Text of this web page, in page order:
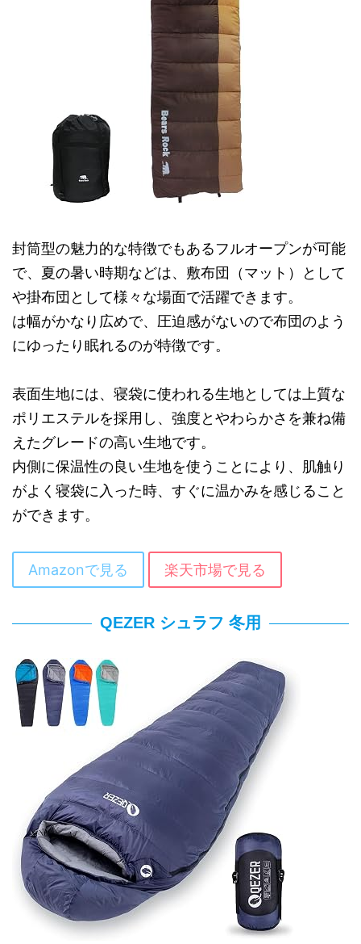
封筒型の魅力的な特徴でもあるフルオープンが可能
で、夏の暑い時期などは、敷布団（マット）として
や掛布団として様々な場面で活躍できます。
は幅がかなり広めで、圧迫感がないので布団のよう
にゆったり眠れるのが特徴です。
表面生地には、寝袋に使われる生地としては上質な
ポリエステルを採用し、強度とやわらかさを兼ね備
えたグレードの高い生地です。
内側に保温性の良い生地を使うことにより、肌触り
がよく寝袋に入った時、すぐに温かみを感じること
ができます。
Amazonで見る 楽天市場で見る
QEZER シュラフ 冬用